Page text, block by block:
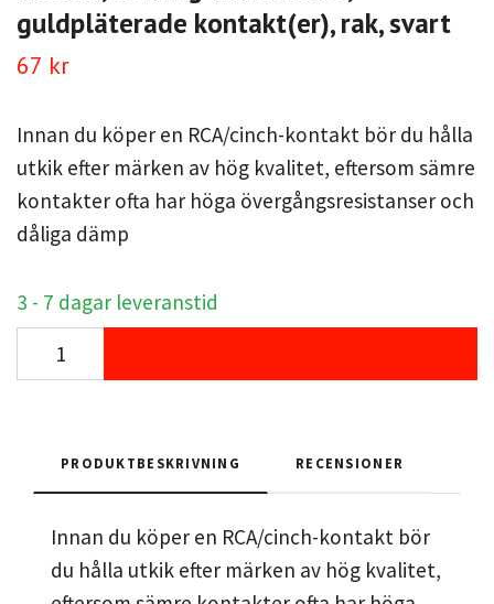
guldpläterade kontakt(er), rak, svart
67 kr
Innan du köper en RCA/cinch-kontakt bör du hålla
utkik efter märken av hög kvalitet, eftersom sämre
kontakter ofta har höga övergångsresistanser och
dåliga dämp
3 - 7 dagar leveranstid
PRODUKTBESKRIVNING RECENSIONER
Innan du köper en RCA/cinch-kontakt bör
du hålla utkik efter märken av hög kvalitet,